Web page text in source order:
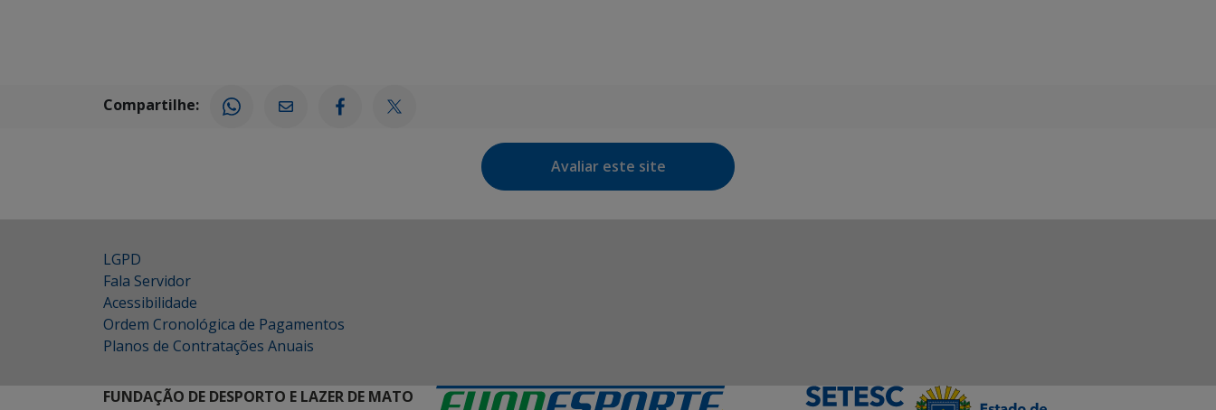
Compartilhe:
Avaliar este site
LGPD
Fala Servidor
Acessibilidade
Ordem Cronológica de Pagamentos
Planos de Contratações Anuais
FUNDAÇÃO DE DESPORTO E LAZER DE MATO